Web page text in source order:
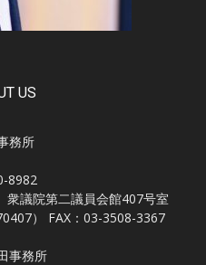
US
務所
8982
議院第二議員会館407号室
） FAX：03-3508-3367
事務所